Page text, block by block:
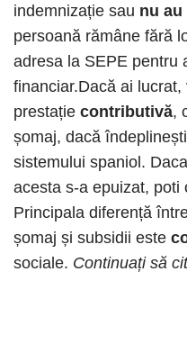
indemnizație sau nu
persoană rămâne fără
adresa la SEPE pentru
financiar.Dacă ai
prestație contributivă,
șomaj, dacă
sistemului spaniol. Daca
acesta s-a epuizat, poti
Principala diferență
șomaj și subsidii este
sociale. Continuați să